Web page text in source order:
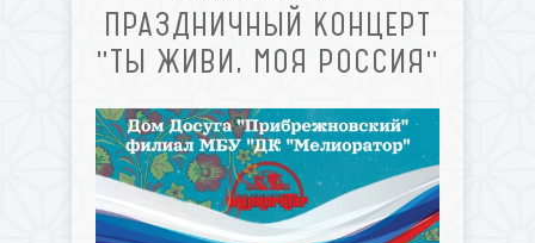
ПРАЗДНИЧНЫЙ КОНЦЕРТ
"ТЫ ЖИВИ, МОЯ РОССИЯ"